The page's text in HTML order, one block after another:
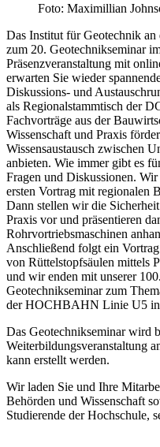
Foto: Maximillian
Das Institut für Geotechnik
zum 20. Geotechnikseminar
Präsenzveranstaltung mit
erwarten Sie wieder
Diskussions- und
als Regionalstammtisch der
Fachvorträge aus der
Wissenschaft und Praxis
Wissensaustausch zwischen
anbieten. Wie immer gibt es
Fragen und Diskussionen. Wir
ersten Vortrag mit regionalen
Dann stellen wir die
Praxis vor und präsentieren
Rohrvortriebsmaschinen
Anschließend folgt ein
von Rüttelstopfsäulen mittels
und wir enden mit unserer
Geotechnikseminar zum
der HOCHBAHN Linie U5 in
Das Geotechnikseminar wird
Weiterbildungsveranstaltung
kann erstellt werden.
Wir laden Sie und Ihre
Behörden und Wissenschaft
Studierende der Hochschule,